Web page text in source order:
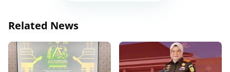
Related News